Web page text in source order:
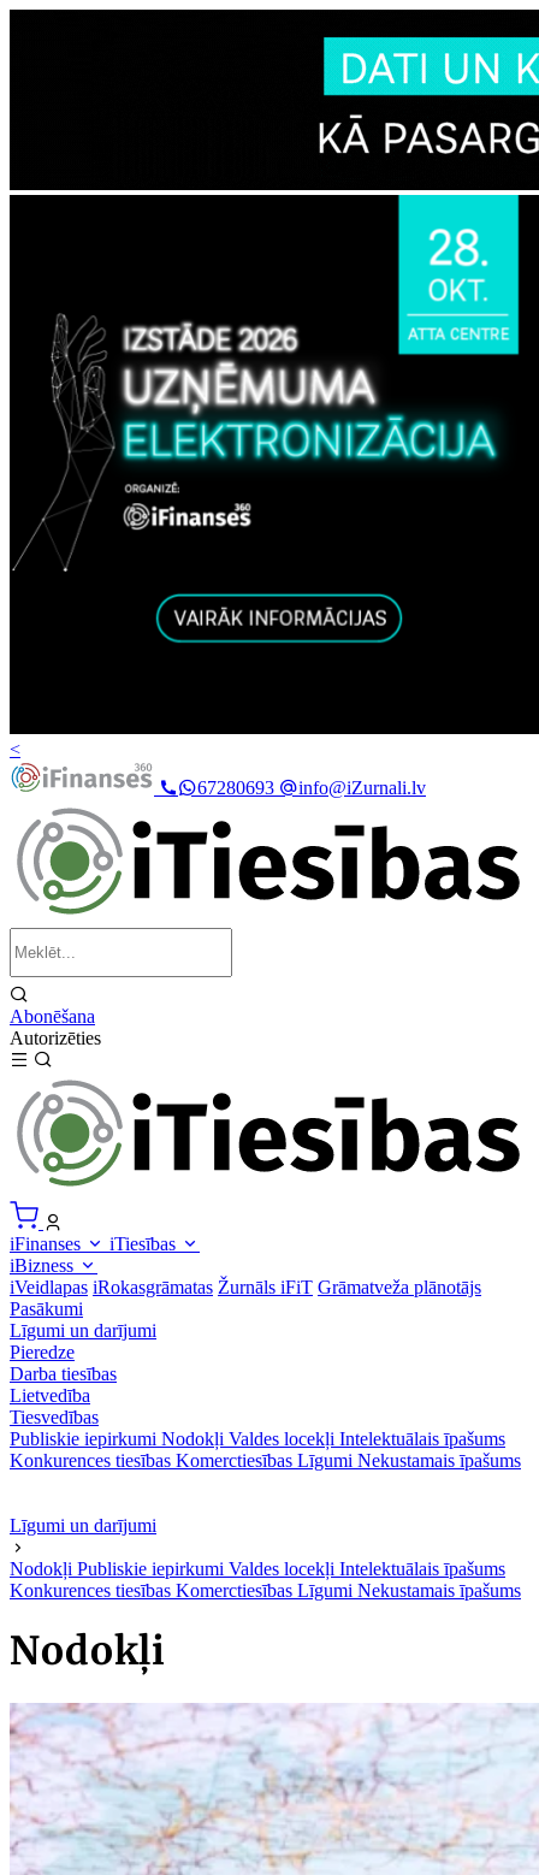
<
67280693
info@iZurnali.lv
Abonēšana
Autorizēties
iFinanses
iTiesības
iBizness
iVeidlapas iRokasgrāmatas Žurnāls iFiT Grāmatveža plānotājs
Pasākumi
Līgumi un darījumi
Pieredze
Darba tiesības
Lietvedība
Tiesvedības
Publiskie iepirkumi Nodokļi Valdes locekļi Intelektuālais īpašums
Konkurences tiesības Komerctiesības Līgumi Nekustamais īpašums
Līgumi un darījumi
Nodokļi Publiskie iepirkumi Valdes locekļi Intelektuālais īpašums
Konkurences tiesības Komerctiesības Līgumi Nekustamais īpašums
Nodokļi